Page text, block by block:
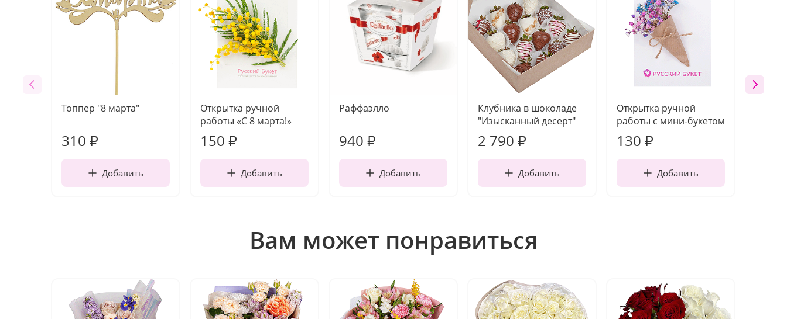
Топпер "8 марта"
310 ₽
Добавить
Открытка ручной
работы «С 8 марта!»
150 ₽
Добавить
Раффаэлло
940 ₽
Добавить
Клубника в шоколаде
"Изысканный десерт"
2 790 ₽
Добавить
Открытка ручной
работы с мини-букетом
130 ₽
Добавить
Вам может понравиться